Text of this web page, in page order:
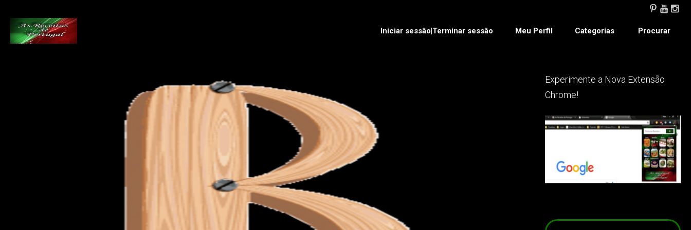
Iniciar sessão|Terminar sessão Meu Perfil Categorias Procurar
Experimente a Nova Extensão
Chrome!